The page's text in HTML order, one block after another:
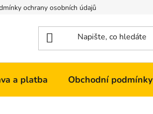
ochrany osobních údajů
a platba Obchodní podmínky